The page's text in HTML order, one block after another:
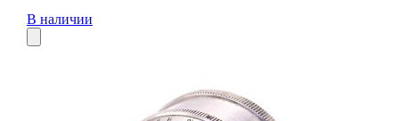
В наличии